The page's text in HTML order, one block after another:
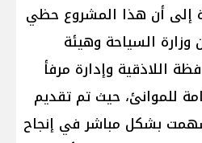
إلى أن هذا المشروع حظي
وزارة السياحة وهيئة
اللاذقية وإدارة مرفأ
للموانئ، حيث تم تقديم
بشكل مباشر في إنجاح